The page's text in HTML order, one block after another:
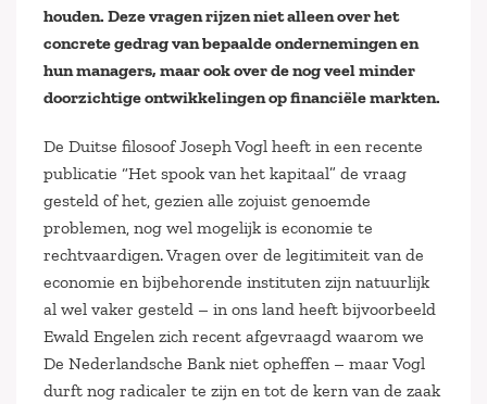
houden. Deze vragen rijzen niet alleen over het
concrete gedrag van bepaalde ondernemingen en
hun managers, maar ook over de nog veel minder
doorzichtige ontwikkelingen op financiële markten.
De Duitse filosoof Joseph Vogl heeft in een recente
publicatie “Het spook van het kapitaal” de vraag
gesteld of het, gezien alle zojuist genoemde
problemen, nog wel mogelijk is economie te
rechtvaardigen. Vragen over de legitimiteit van de
economie en bijbehorende instituten zijn natuurlijk
al wel vaker gesteld – in ons land heeft bijvoorbeeld
Ewald Engelen zich recent afgevraagd waarom we
De Nederlandsche Bank niet opheffen – maar Vogl
durft nog radicaler te zijn en tot de kern van de zaak